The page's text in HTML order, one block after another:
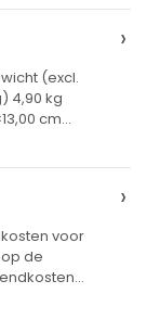
›
(excl.
4,90 kg
cm
›
voor
de